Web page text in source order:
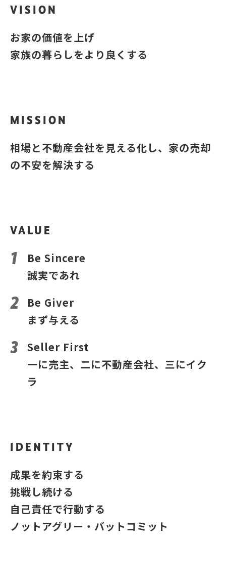
VISION
お家の価値を上げ
家族の暮らしをより良くする
MISSION
相場と不動産会社を見える化し、家の売却
の不安を解決する
VALUE
Be Sincere
誠実であれ
Be Giver
まず与える
Seller First
一に売主、二に不動産会社、三にイク
ラ
IDENTITY
成果を約束する
挑戦し続ける
自己責任で行動する
ノットアグリー・バットコミット